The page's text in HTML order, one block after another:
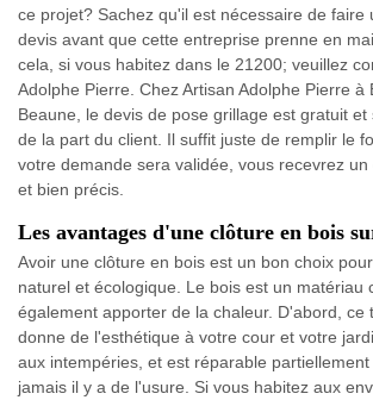
ce projet? Sachez qu'il est nécessaire de faire
devis avant que cette entreprise prenne en
cela, si vous habitez dans le 21200; veuillez
Adolphe Pierre. Chez Artisan Adolphe Pierre à
Beaune, le devis de pose grillage est gratuit
de la part du client. Il suffit juste de remplir le
votre demande sera validée, vous recevrez un
et bien précis.
Les avantages d'une clôture en bois
Avoir une clôture en bois est un bon choix
naturel et écologique. Le bois est un matériau
également apporter de la chaleur. D'abord, ce
donne de l'esthétique à votre cour et votre
aux intempéries, et est réparable
jamais il y a de l'usure. Si vous habitez aux